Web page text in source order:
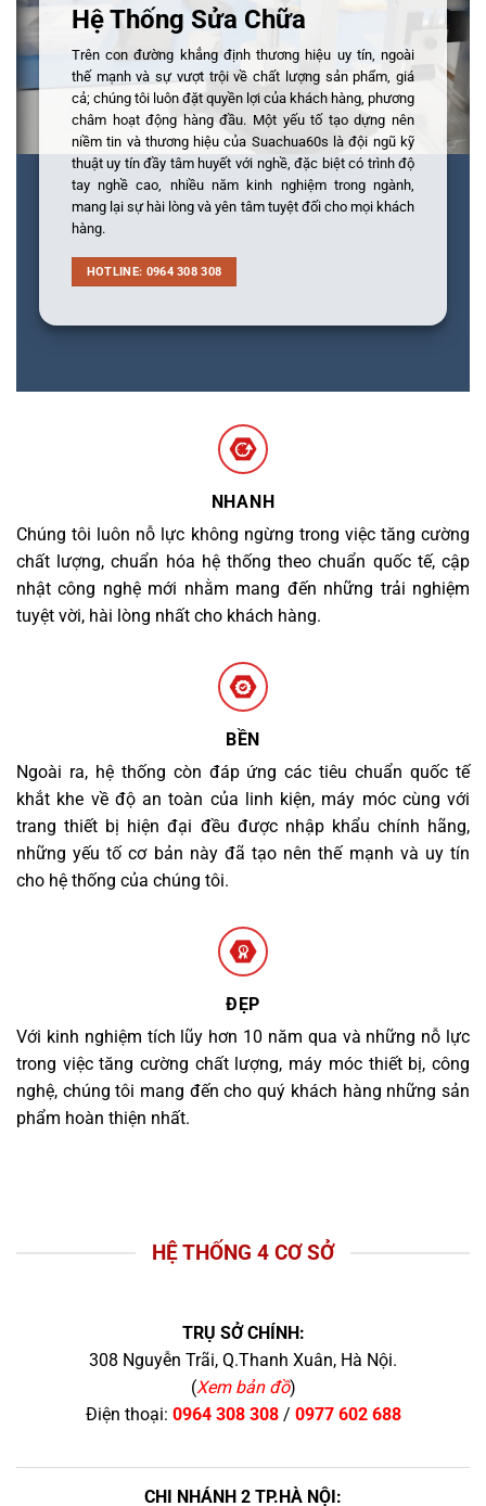
Hệ Thống Sửa Chữa
Trên con đường khẳng định thương hiệu uy tín, ngoài
thế mạnh và sự vượt trội về chất lượng sản phẩm, giá
cả; chúng tôi luôn đặt quyền lợi của khách hàng, phương
châm hoạt động hàng đầu. Một yếu tố tạo dựng nên
niềm tin và thương hiệu của Suachua60s là đội ngũ kỹ
thuật uy tín đầy tâm huyết với nghề, đặc biệt có trình độ
tay nghề cao, nhiều năm kinh nghiệm trong ngành,
mang lại sự hài lòng và yên tâm tuyệt đối cho mọi khách
hàng.
HOTLINE: 0964 308 308
NHANH
Chúng tôi luôn nỗ lực không ngừng trong việc tăng cường
chất lượng, chuẩn hóa hệ thống theo chuẩn quốc tế, cập
nhật công nghệ mới nhằm mang đến những trải nghiệm
tuyệt vời, hài lòng nhất cho khách hàng.
BỀN
Ngoài ra, hệ thống còn đáp ứng các tiêu chuẩn quốc tế
khắt khe về độ an toàn của linh kiện, máy móc cùng với
trang thiết bị hiện đại đều được nhập khẩu chính hãng,
những yếu tố cơ bản này đã tạo nên thế mạnh và uy tín
cho hệ thống của chúng tôi.
ĐẸP
Với kinh nghiệm tích lũy hơn 10 năm qua và những nỗ lực
trong việc tăng cường chất lượng, máy móc thiết bị, công
nghệ, chúng tôi mang đến cho quý khách hàng những sản
phẩm hoàn thiện nhất.
HỆ THỐNG 4 CƠ SỞ
TRỤ SỞ CHÍNH:
308 Nguyễn Trãi, Q.Thanh Xuân, Hà Nội.
(Xem bản đồ)
Điện thoại: 0964 308 308/ 0977 602 688
CHI NHÁNH 2 TP.HÀ NỘI: